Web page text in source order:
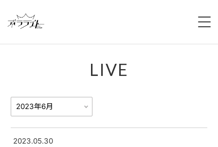
NEWS
MEMBERS
LIVE
2023.05.30